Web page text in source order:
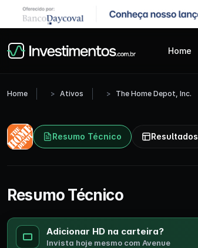
Home
Home Ativos The Home Depot, Inc.
Resumo Técnico Resultados
Resumo Técnico
Adicionar HD na carteira?
Invista hoje mesmo com Avenue